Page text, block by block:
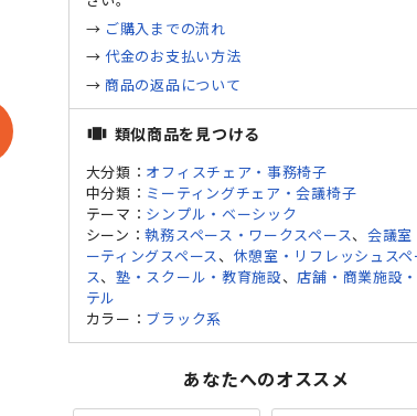
→ ご購入までの流れ
→代金のお支払い方法
→ 商品の返品について
view_carousel 類似商品を見つける
大分類： オフィスチェア・事務椅子
中分類： ミーティングチェア・会議椅子
テーマ： シンプル・ベーシック
シーン：執務スペース・ワークスペース、 会議室
ーティングスペース 、 休憩室・リフレッシュス
ス、塾・スクール・教育施設、 店舗・商業施設
テル
カラー： ブラック系
あなたへのオススメ